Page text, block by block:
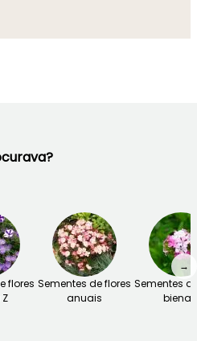
flores Sementes de flores
anuais
Sementes
→